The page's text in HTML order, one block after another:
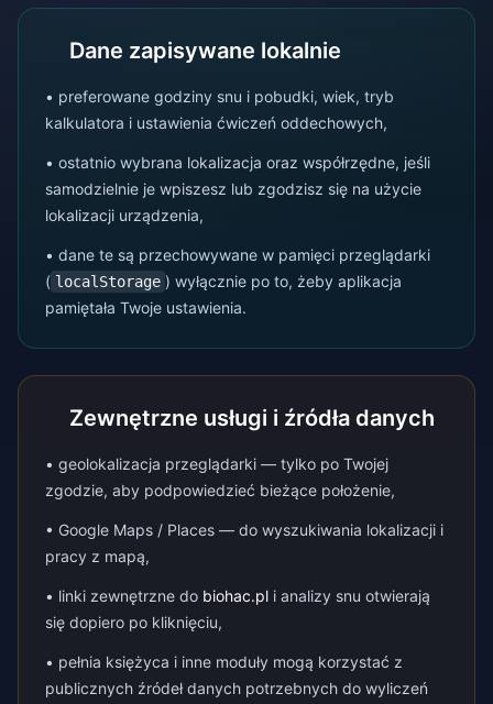
Dane zapisywane lokalnie
• preferowane godziny snu i pobudki, wiek, tryb
kalkulatora i ustawienia ćwiczeń oddechowych,
• ostatnio wybrana lokalizacja oraz współrzędne, jeśli
samodzielnie je wpiszesz lub zgodzisz się na użycie
lokalizacji urządzenia,
• dane te są przechowywane w pamięci przeglądarki
( localStorage ) wyłącznie po to, żeby aplikacja
pamiętała Twoje ustawienia.
Zewnętrzne usługi i źródła danych
• geolokalizacja przeglądarki — tylko po Twojej
zgodzie, aby podpowiedzieć bieżące położenie,
• Google Maps / Places — do wyszukiwania lokalizacji i
pracy z mapą,
• linki zewnętrzne do biohac.pl i analizy snu otwierają
się dopiero po kliknięciu,
• pełnia księżyca i inne moduły mogą korzystać z
publicznych źródeł danych potrzebnych do wyliczeń